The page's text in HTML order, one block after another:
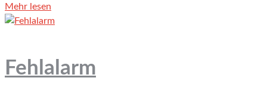
Mehr lesen
Fehlalarm